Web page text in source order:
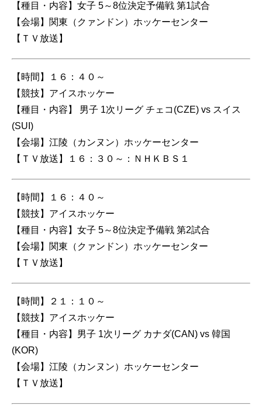
【種目・内容】女子 5～8位決定予備戦 第1試合
【会場】関東（クァンドン）ホッケーセンター
【ＴＶ放送】
【時間】１６：４０～
【競技】アイスホッケー
【種目・内容】 男子 1次リーグ チェコ(CZE) vs スイス
(SUI)
【会場】江陵（カンヌン）ホッケーセンター
【ＴＶ放送】１６：３０～：ＮＨＫＢＳ１
【時間】１６：４０～
【競技】アイスホッケー
【種目・内容】女子 5～8位決定予備戦 第2試合
【会場】関東（クァンドン）ホッケーセンター
【ＴＶ放送】
【時間】２１：１０～
【競技】アイスホッケー
【種目・内容】男子 1次リーグ カナダ(CAN) vs 韓国
(KOR)
【会場】江陵（カンヌン）ホッケーセンター
【ＴＶ放送】